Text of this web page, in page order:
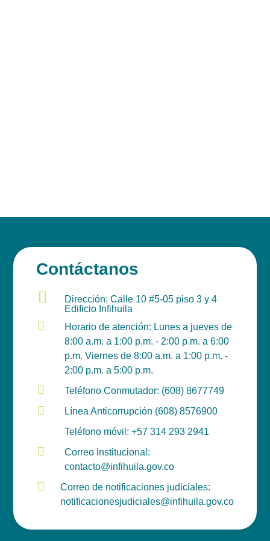
Contáctanos

Dirección: Calle 10 #5-05 piso 3 y 4
Edificio Infihuila

Horario de atención: Lunes a jueves de
8:00 a.m. a 1:00 p.m. - 2:00 p.m. a 6:00
p.m. Viernes de 8:00 a.m. a 1:00 p.m. -
2:00 p.m. a 5:00 p.m.
 Teléfono Conmutador: (608) 8677749
 Línea Anticorrupción (608) 8576900
Teléfono móvil: +57 314 293 2941

Correo institucional:
contacto@infihuila.gov.co

Correo de notificaciones judiciales:
notificacionesjudiciales@infihuila.gov.co